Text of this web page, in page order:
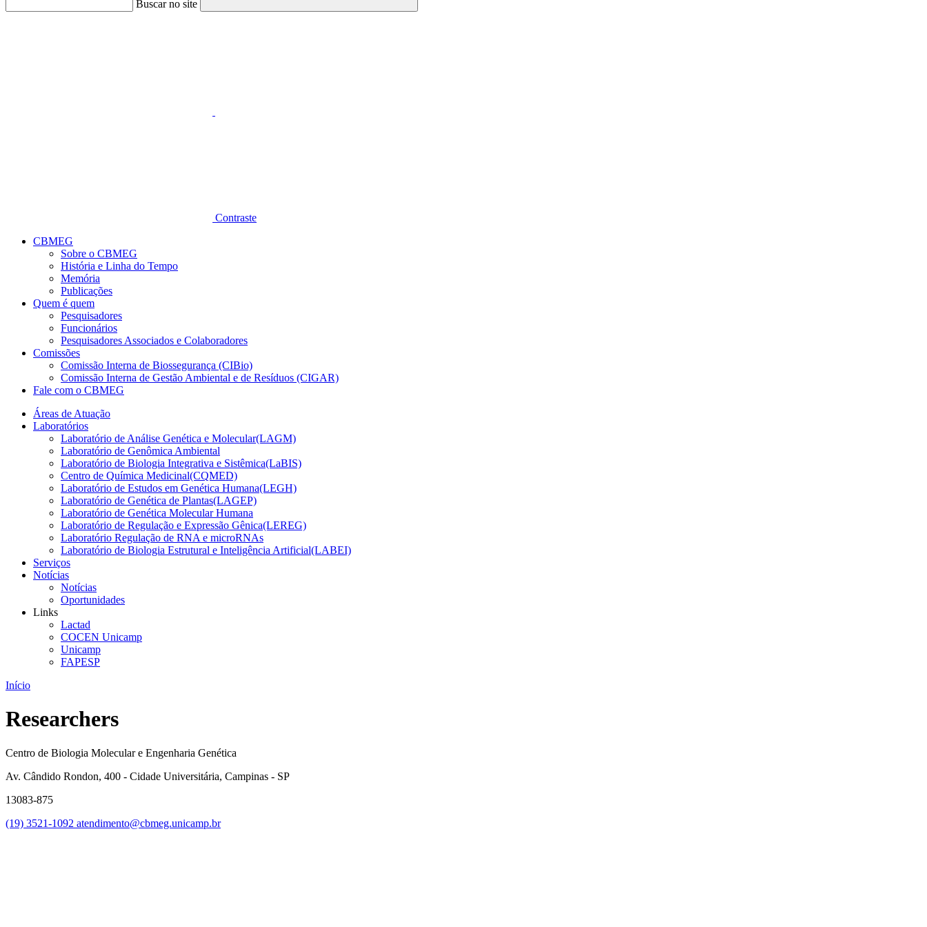
Buscar no site
Buscar
Contraste
CBMEG
Sobre o CBMEG
História e Linha do Tempo
Memória
Publicações
Quem é quem
Pesquisadores
Funcionários
Pesquisadores Associados e Colaboradores
Comissões
Comissão Interna de Biossegurança (CIBio)
Comissão Interna de Gestão Ambiental e de Resíduos (CIGAR)
Fale com o CBMEG
Áreas de Atuação
Laboratórios
Laboratório de Análise Genética e Molecular(LAGM)
Laboratório de Genômica Ambiental
Laboratório de Biologia Integrativa e Sistêmica(LaBIS)
Centro de Química Medicinal(CQMED)
Laboratório de Estudos em Genética Humana(LEGH)
Laboratório de Genética de Plantas(LAGEP)
Laboratório de Genética Molecular Humana
Laboratório de Regulação e Expressão Gênica(LEREG)
Laboratório Regulação de RNA e microRNAs
Laboratório de Biologia Estrutural e Inteligência Artificial(LABEI)
Serviços
Notícias
Notícias
Oportunidades
Links
Lactad
COCEN Unicamp
Unicamp
FAPESP
Início
Researchers
Centro de Biologia Molecular e Engenharia Genética
Av. Cândido Rondon, 400 - Cidade Universitária, Campinas - SP
13083-875
(19) 3521-1092 atendimento@cbmeg.unicamp.br